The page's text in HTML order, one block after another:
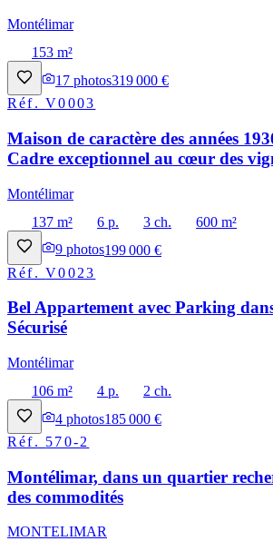
Montélimar
153 m²
17 photos319 000 €
Réf.V0003
Maison de caractère des années
Cadre exceptionnel au cœur des
Montélimar
137 m²
6 p. 3 ch.
600 m²
9 photos199 000 €
Réf.V0023
Bel Appartement avec Parking
Sécurisé
Montélimar
106 m²
4 p.
2 ch.
4 photos185 000 €
Réf. 570-2
Montélimar, dans un quartier
des commodités
MONTELIMAR